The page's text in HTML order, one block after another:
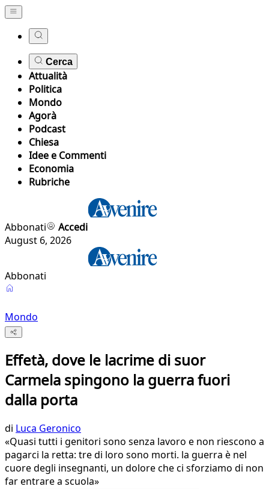
Cerca
Attualità
Politica
Mondo
Agorà
Podcast
Chiesa
Idee e Commenti
Economia
Rubriche
Abbonati
Accedi
August 6, 2026
Abbonati
Mondo
Effetà, dove le lacrime di suor
Carmela spingono la guerra fuori
dalla porta
di Luca Geronico
«Quasi tutti i genitori sono senza lavoro e non riescono a
pagarci la retta: tre di loro sono morti. la guerra è nel
cuore degli insegnanti, un dolore che ci sforziamo di non
far entrare a scuola»